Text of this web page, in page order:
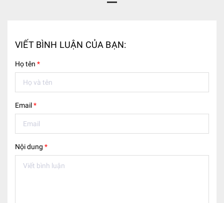
VIẾT BÌNH LUẬN CỦA BẠN:
Họ tên *
Email*
Nội dung *